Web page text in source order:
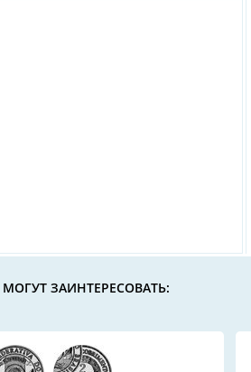
ЗАИНТЕРЕСОВАТЬ: